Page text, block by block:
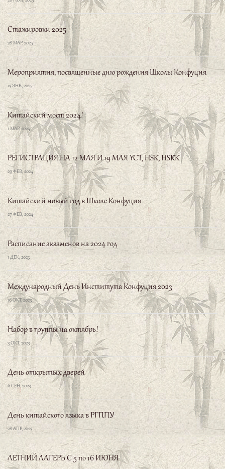
Стажировки 2025
28 МАР, 2025
Мероприятия, посвященные дню рождения Школы Конфуция
13 ЯНВ, 2025
Китайский мост 2024!
1 МАР, 2024
РЕГИСТРАЦИЯ НА 12 МАЯ И 19 МАЯ YCT, HSK, HSKK
29 ФЕВ, 2024
Китайский новый год в Школе Конфуция
27 ФЕВ, 2024
Расписание экзаменов на 2024 год
1 ДЕК, 2023
Международный День Института Конфуция 2023
16 ОКТ, 2023
Набор в группы на октябрь!
3 ОКТ, 2023
День открытых дверей
6 СЕН, 2023
День китайского языка в РГППУ
28 АПР, 2023
ЛЕТНИЙ ЛАГЕРЬ С 5 по 16 ИЮНЯ
20 АПР, 2023